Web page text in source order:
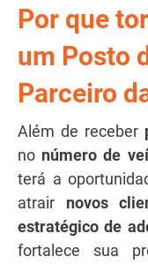
Por que
um Posto
Parceiro
Além de receber
no número de
terá a
atrair novos
estratégico de
fortalece sua